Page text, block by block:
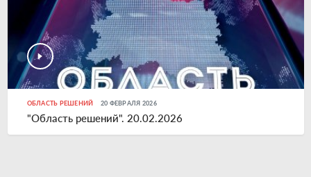
ОБЛАСТЬ РЕШЕНИЙ 20 ФЕВРАЛЯ 2026
"Область решений". 20.02.2026